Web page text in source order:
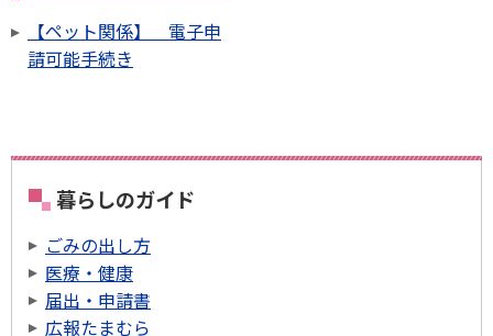
【ペット関係】 電子申
請可能手続き
暮らしのガイド
ごみの出し方
医療・健康
届出・申請書
広報たまむら